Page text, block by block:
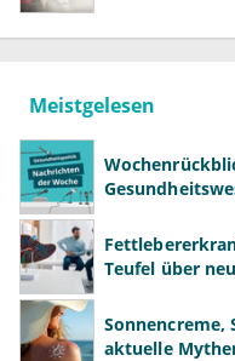
Meistgelesen
Teufel über
Sonnencreme,
aktuelle